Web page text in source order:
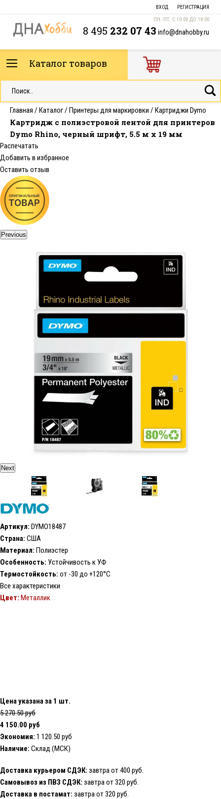
ВХОД РЕГИСТРАЦИЯ
ПН.-ПТ. С 10:00 ДО 18:00
8 495 232 07 43 info@dnahobby.ru
Каталог товаров
Главная / Каталог/ Принтеры для маркировки / Картриджи Dymo
Картридж c полиэстровой лентой для принтеров
Dymo Rhino, черный шрифт, 5.5 м х 19 мм
Распечатать
Добавить в избранное
Оставить отзыв
Previous
Next
Артикул: DYMO18487
Страна: США
Материал: Полиэстер
Особенность: Устойчивость к УФ
Термостойкость: от -30 до +120°С
Все характеристики
Цвет: Металлик
Цена указана за 1 шт.
5 270.50 руб
4 150.00 руб
Экономия: 1 120.50 руб
Наличие: Склад (МСК)
Доставка курьером СДЭК: завтра от 400 руб.
Самовывоз из ПВЗ СДЭК: завтра от 320 руб.
Доставка в постамат: завтра от 320 руб.